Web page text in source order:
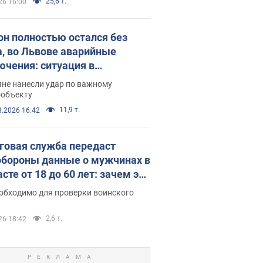
16:00
полностью остался без
во Львове аварийные
ситуация в
6 августа
нанесли удар по важному
16:42 11,9 т.
служба передаст
данные о мужчинах в
от 18 до 60 лет: зачем это
для проверки воинского
18:42 2,6 т.